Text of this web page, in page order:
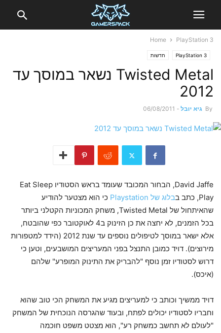
Home PlayStation 3
PlayStation 3 חדשות
Twisted Metal נשאר במוסך עד
2012
By גיא יובל -
06/08/2011
David Jaffe, הבחור המכובד שעומד בראש הסטודיו Eat Sleep
Play, כתב ב
בלוג של Playstation
כי הוא מצטער להודיע
שהאיתחול של Twisted Metal, משחק המכוניות הקטלני ביותר
בכל הזמנים, לא יחצה את כן הזינוק ב4 לאוקטובר כפי שהובטח,
אלא ישאר במוסך לטיפולים נוספים עד שנת 2012 (הידד למטפורות
מירוצים). דויד כמובן התנצל בפני המעריצים המושבעים, וטען כי
דרוש לסטודיו זמן נוסף "להבריק את התינוק המופרע" שלהם
(איכס).
דויד ממשיך וכותב כי למעריצים מגיע את המשחק הכי טוב שהוא
וחבריו לסטודיו יכולים לפתח, ובעוד שהגרסה הנוכחית של המשחק
"לעולם לא תחשב כמשחק רע", הוא מצטט משפט חוכמה